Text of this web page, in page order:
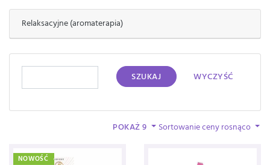
Relaksacyjne (aromaterapia)
SZUKAJ WYCZYŚĆ
POKAŻ 9 Sortowanie ceny rosnąco
NOWOŚĆ